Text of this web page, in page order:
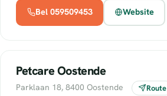
Bel 059509453 Website
Petcare Oostende
Parklaan 18, 8400 Oostende Route